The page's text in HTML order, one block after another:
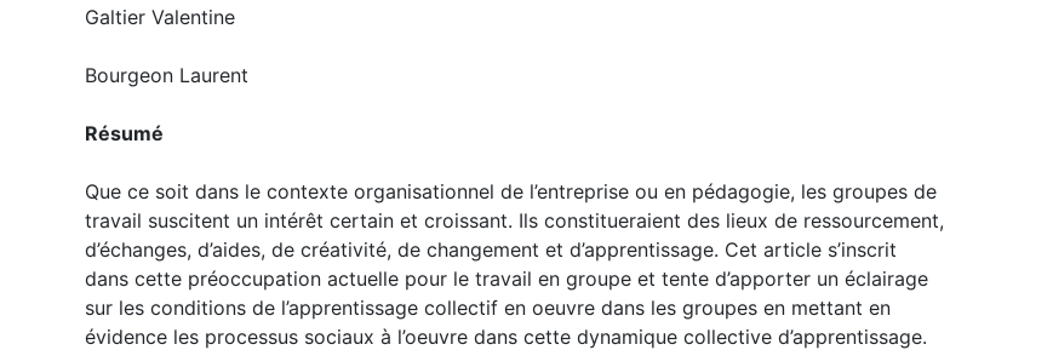
Galtier Valentine
Bourgeon Laurent
Résumé
Que ce soit dans le contexte organisationnel de l’entreprise ou en pédagogie, les groupes de
travail suscitent un intérêt certain et croissant. Ils constitueraient des lieux de ressourcement,
d’échanges, d’aides, de créativité, de changement et d’apprentissage. Cet article s’inscrit
dans cette préoccupation actuelle pour le travail en groupe et tente d’apporter un éclairage
sur les conditions de l’apprentissage collectif en oeuvre dans les groupes en mettant en
évidence les processus sociaux à l’oeuvre dans cette dynamique collective d’apprentissage.